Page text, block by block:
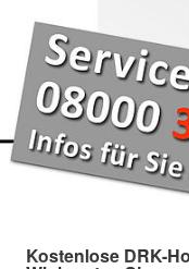
Kostenlose DRK-